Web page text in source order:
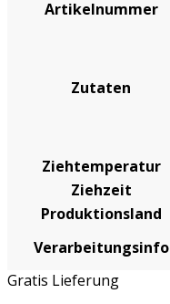
Artikelnummer
Zutaten
Ziehtemperatur
Ziehzeit
Produktionsland
Verarbeitungsinfo
Gratis Lieferung